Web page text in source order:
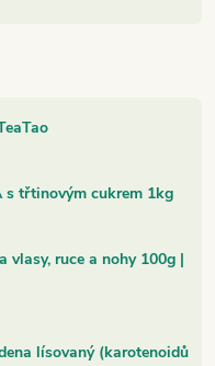
s třtinovým cukrem 1kg
vlasy, ruce a nohy 100g |
lísovaný (karotenoidů